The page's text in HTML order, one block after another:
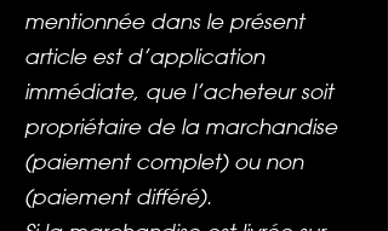
mentionnée dans le présent
article est d’application
immédiate, que l’acheteur soit
propriétaire de la marchandise
(paiement complet) ou non
(paiement différé).